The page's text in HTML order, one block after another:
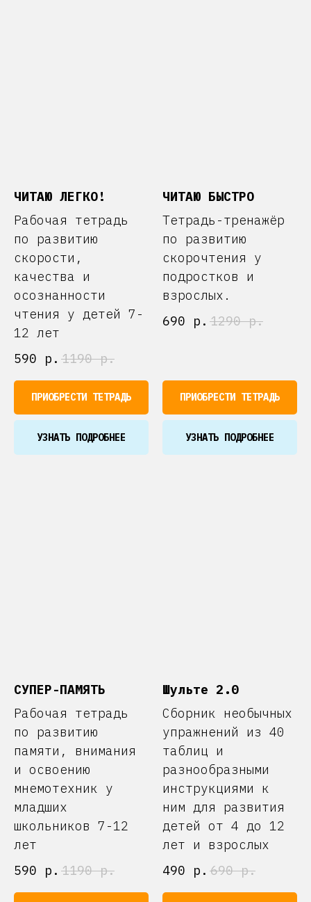
ЧИТАЮ ЛЕГКО!
Рабочая тетрадь
по развитию
скорости,
качества и
осознанности
чтения у детей 7-
12 лет
590
р. 1190 р.
ПРИОБРЕСТИ ТЕТРАДЬ
УЗНАТЬ ПОДРОБНЕЕ
ЧИТАЮ БЫСТРО
Тетрадь-тренажёр
по развитию
скорочтения у
подростков и
взрослых.
690
р. 1290 р.
ПРИОБРЕСТИ ТЕТРАДЬ
УЗНАТЬ ПОДРОБНЕЕ
СУПЕР-ПАМЯТЬ
Рабочая тетрадь
по развитию
памяти, внимания
и освоению
мнемотехник у
младших
школьников 7-12
лет
590
р. 1190 р.
Шульте 2.0
Сборник необычных
упражнений из 40
таблиц и
разнообразными
инструкциями к
ним для развития
детей от 4 до 12
лет и взрослых
490
р. 690 р.